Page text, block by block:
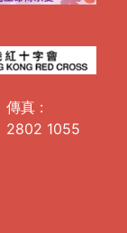
傳真 :
2802 1055